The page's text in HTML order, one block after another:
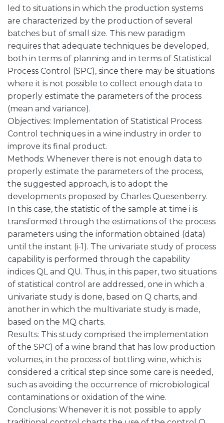
led to situations in which the production systems
are characterized by the production of several
batches but of small size. This new paradigm
requires that adequate techniques be developed,
both in terms of planning and in terms of Statistical
Process Control (SPC), since there may be situations
where it is not possible to collect enough data to
properly estimate the parameters of the process
(mean and variance).
Objectives: Implementation of Statistical Process
Control techniques in a wine industry in order to
improve its final product.
Methods: Whenever there is not enough data to
properly estimate the parameters of the process,
the suggested approach, is to adopt the
developments proposed by Charles Quesenberry.
In this case, the statistic of the sample at time i is
transformed through the estimations of the process
parameters using the information obtained (data)
until the instant (i-1). The univariate study of process
capability is performed through the capability
indices QL and QU. Thus, in this paper, two situations
of statistical control are addressed, one in which a
univariate study is done, based on Q charts, and
another in which the multivariate study is made,
based on the MQ charts.
Results: This study comprised the implementation
of the SPC) of a wine brand that has low production
volumes, in the process of bottling wine, which is
considered a critical step since some care is needed,
such as avoiding the occurrence of microbiological
contaminations or oxidation of the wine.
Conclusions: Whenever it is not possible to apply